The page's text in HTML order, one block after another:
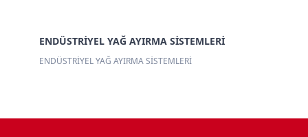
ENDÜSTRİYEL YAĞ AYIRMA SİSTEMLERİ
ENDÜSTRİYEL YAĞ AYIRMA SİSTEMLERİ